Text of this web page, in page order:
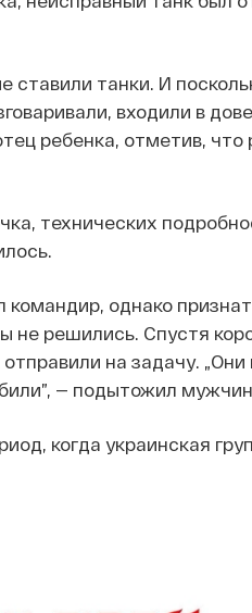
ставили танки. И
входили в
ребенка, отметив, что
технических
однако
не решились. Спустя
на задачу. „Они
— подытожил
когда украинская